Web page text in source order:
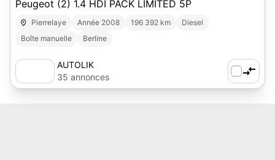
Peugeot (2) 1.4 HDI PACK LIMITED 5P
Pierrelaye Année 2008 196 392 km
Diesel
Boîte manuelle
Berline
AUTOLIK
35 annonces